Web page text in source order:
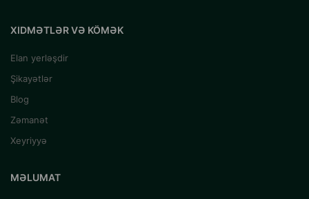
XIDMƏTLƏR VƏ KÖMƏK
Elan yerləşdir
Şikayətlər
Blog
Zəmanət
Xeyriyyə
MƏLUMAT